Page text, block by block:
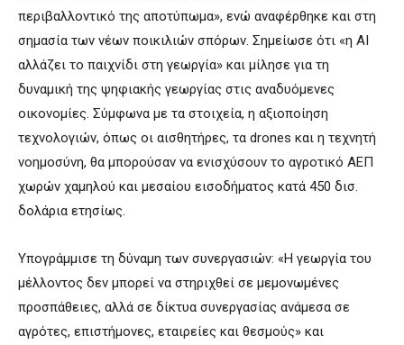
περιβαλλοντικό της αποτύπωμα», ενώ αναφέρθηκε και στη
σημασία των νέων ποικιλιών σπόρων. Σημείωσε ότι «η ΑΙ
αλλάζει το παιχνίδι στη γεωργία» και μίλησε για τη
δυναμική της ψηφιακής γεωργίας στις αναδυόμενες
οικονομίες. Σύμφωνα με τα στοιχεία, η αξιοποίηση
τεχνολογιών, όπως οι αισθητήρες, τα drones και η τεχνητή
νοημοσύνη, θα μπορούσαν να ενισχύσουν το αγροτικό ΑΕΠ
χωρών χαμηλού και μεσαίου εισοδήματος κατά 450 δισ.
δολάρια ετησίως.
Υπογράμμισε τη δύναμη των συνεργασιών: «Η γεωργία του
μέλλοντος δεν μπορεί να στηριχθεί σε μεμονωμένες
προσπάθειες, αλλά σε δίκτυα συνεργασίας ανάμεσα σε
αγρότες, επιστήμονες, εταιρείες και θεσμούς» και